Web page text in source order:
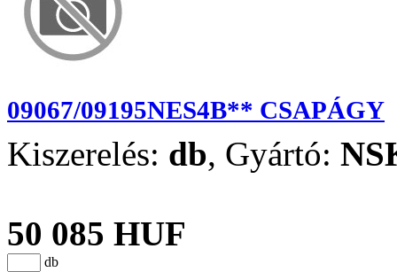
09067/09195NES4B** CSAPÁGY
Kiszerelés: db, Gyártó:
50 085 HUF
db